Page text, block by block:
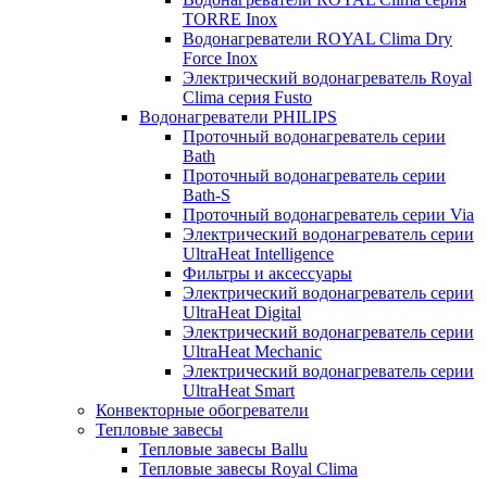
TORRE Inox
Водонагреватели ROYAL Clima Dry
Force Inox
Электрический водонагреватель Royal
Clima серия Fusto
Водонагреватели PHILIPS
Проточный водонагреватель серии
Bath
Проточный водонагреватель серии
Bath-S
Проточный водонагреватель серии Via
Электрический водонагреватель серии
UltraHeat Intelligence
Фильтры и аксессуары
Электрический водонагреватель серии
UltraHeat Digital
Электрический водонагреватель серии
UltraHeat Mechanic
Электрический водонагреватель серии
UltraHeat Smart
Конвекторные обогреватели
Тепловые завесы
Тепловые завесы Ballu
Тепловые завесы Royal Clima